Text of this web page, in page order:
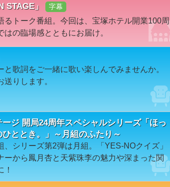
STAGE」
字幕
るトーク番組。今回は、宝塚ホテル開業100周
の臨場感とともにお届け。
歌詞をご一緒に歌い楽しんでみませんか。
りします。
ジ 開局24周年スペシャルシリーズ「ほっ
ととき。」～月組のふたり～
シリーズ第2弾は月組。「YES-NOクイズ」
ーから鳳月杏と天紫珠李の魅力や深まった関